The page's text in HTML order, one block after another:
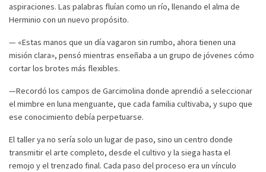
aspiraciones. Las palabras fluían como un río, llenando el alma de
Herminio con un nuevo propósito.
— «Estas manos que un día vagaron sin rumbo, ahora tienen una
misión clara», pensó mientras enseñaba a un grupo de jóvenes cómo
cortar los brotes más flexibles.
—Recordó los campos de Garcimolina donde aprendió a seleccionar
el mimbre en luna menguante, que cada familia cultivaba, y supo que
ese conocimiento debía perpetuarse.
El taller ya no sería solo un lugar de paso, sino un centro donde
transmitir el arte completo, desde el cultivo y la siega hasta el
remojo y el trenzado final. Cada paso del proceso era un vínculo